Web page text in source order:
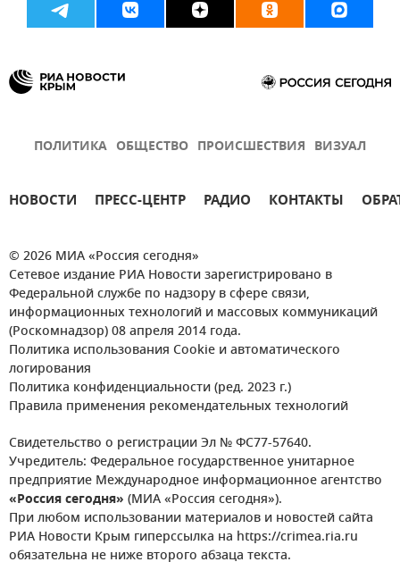
ПОЛИТИКА ОБЩЕСТВО ПРОИСШЕСТВИЯ ВИЗУАЛ
НОВОСТИ ПРЕСС-ЦЕНТР РАДИО КОНТАКТЫ
© 2026 МИА «Россия сегодня»
Сетевое издание РИА Новости зарегистрировано в
Федеральной службе по надзору в сфере связи,
информационных технологий и массовых коммуникаций
(Роскомнадзор) 08 апреля 2014 года.
Политика использования Cookie и автоматического
логирования
Политика конфиденциальности (ред. 2023 г.)
Правила применения рекомендательных технологий
Свидетельство о регистрации Эл № ФС77-57640.
Учредитель: Федеральное государственное унитарное
предприятие Международное информационное агентство
«Россия сегодня» (МИА «Россия сегодня»).
При любом использовании материалов и новостей сайта
РИА Новости Крым гиперссылка на https://crimea.ria.ru
обязательна не ниже второго абзаца текста.